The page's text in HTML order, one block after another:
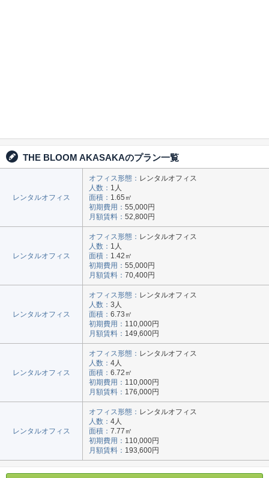
THE BLOOM AKASAKAのプラン一覧
レンタルオフィス
オフィス形態： レンタルオフィス
人数： 1人
面積： 1.65㎡
初期費用： 55,000円
月額賃料： 52,800円
レンタルオフィス
オフィス形態： レンタルオフィス
人数： 1人
面積： 1.42㎡
初期費用： 55,000円
月額賃料： 70,400円
レンタルオフィス
オフィス形態： レンタルオフィス
人数： 3人
面積： 6.73㎡
初期費用： 110,000円
月額賃料： 149,600円
レンタルオフィス
オフィス形態： レンタルオフィス
人数： 4人
面積： 6.72㎡
初期費用： 110,000円
月額賃料： 176,000円
レンタルオフィス
オフィス形態： レンタルオフィス
人数： 4人
面積： 7.77㎡
初期費用： 110,000円
月額賃料： 193,600円